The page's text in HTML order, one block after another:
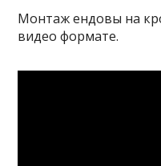
Монтаж ендовы на
видео формате.